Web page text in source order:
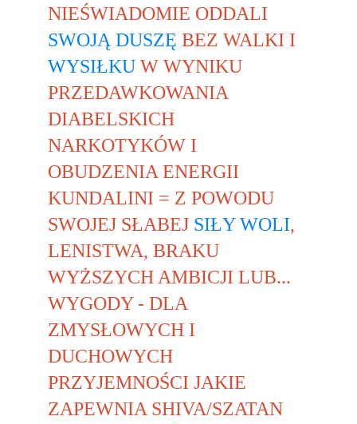
NIEŚWIADOMIE ODDALI
SWOJĄ DUSZĘ BEZ WALKI I
WYSIŁKU W WYNIKU
PRZEDAWKOWANIA
DIABELSKICH
NARKOTYKÓW I
OBUDZENIA ENERGII
KUNDALINI = Z POWODU
SWOJEJ SŁABEJ SIŁY WOLI,
LENISTWA, BRAKU
WYŻSZYCH AMBICJI LUB...
WYGODY - DLA
ZMYSŁOWYCH I
DUCHOWYCH
PRZYJEMNOŚCI JAKIE
ZAPEWNIA SHIVA/SZATAN